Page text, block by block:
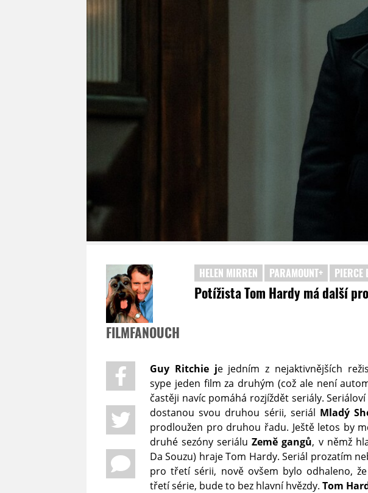
FILMFANOUCH
HELEN MIRREN PARAMOUNT+ PIERCE
Potížista Tom Hardy má další
Guy Ritchie je jedním z nejaktivnějších
sype jeden film za druhým (což ale není
častěji navíc pomáhá rozjíždět seriály. Seriáloví
dostanou svou druhou sérii, seriál Mladý
prodloužen pro druhou řadu. Ještě letos by
druhé sezóny seriáluZemě gangů, v němž
Da Souzu) hraje Tom Hardy. Seriál prozatím
pro třetí sérii, nově ovšem bylo odhaleno,
třetí série, bude to bez hlavní hvězdy. Tom